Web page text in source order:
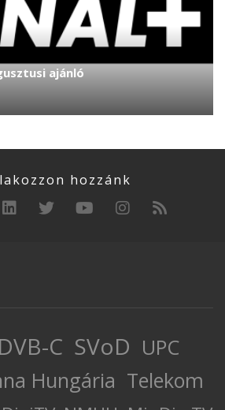
ajánló
hozzánk
DVB-C SVoD UPC
Hungária Telekom